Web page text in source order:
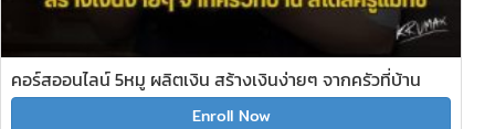
คอร์สออนไลน์ 5หมู ผลิตเงิน สร้างเงินง่ายๆ จากครัวที่บ้าน
Enroll Now